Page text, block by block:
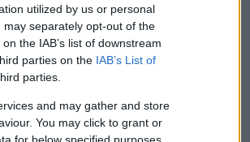
utilized by us or personal
separately opt-out of the
the IAB’s list of downstream
parties on the IAB’s List of
parties.
and may gather and store
You may click to grant or
for below specified purposes